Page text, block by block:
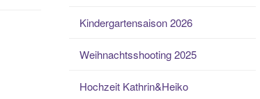
Kindergartensaison 2026
Weihnachtsshooting 2025
Hochzeit Kathrin&Heiko